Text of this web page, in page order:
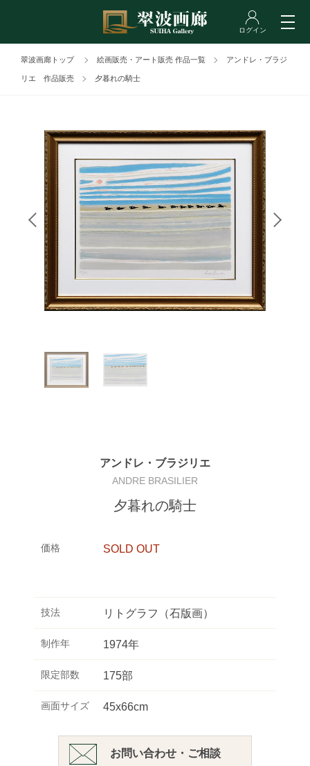
翠波画廊トップ 絵画販売・アート販売 作品一覧 アンドレ・ブラジ
リエ 作品販売 夕暮れの騎士
アンドレ・ブラジリエ
ANDRE BRASILIER
夕暮れの騎士
価格 SOLD OUT
技法 リトグラフ（石版画）
制作年 1974年
限定部数 175部
画面サイズ 45x66cm
お問い合わせ・ご相談